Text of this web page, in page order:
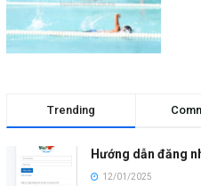
Trending
Hướng dẫn đăng
12/01/2025